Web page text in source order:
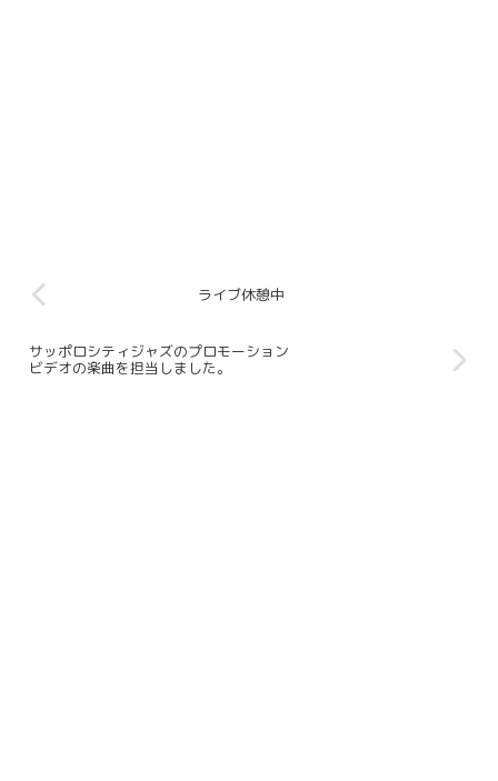
ライブ休憩中
サッポロシティジャズのプロモーション
ビデオの楽曲を担当しました。